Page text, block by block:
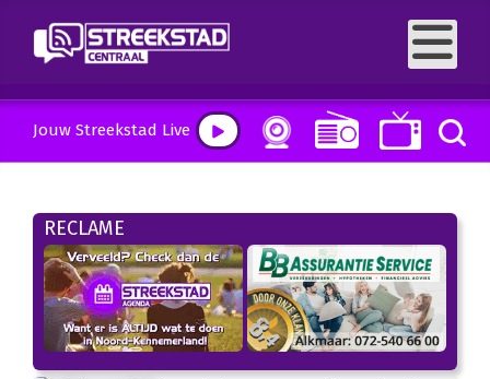
Jouw Streekstad Live
RECLAME